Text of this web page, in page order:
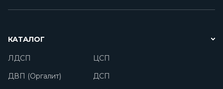
КАТАЛОГ
ЛДСП
ЦСП
ДВП (Оргалит)
ДСП